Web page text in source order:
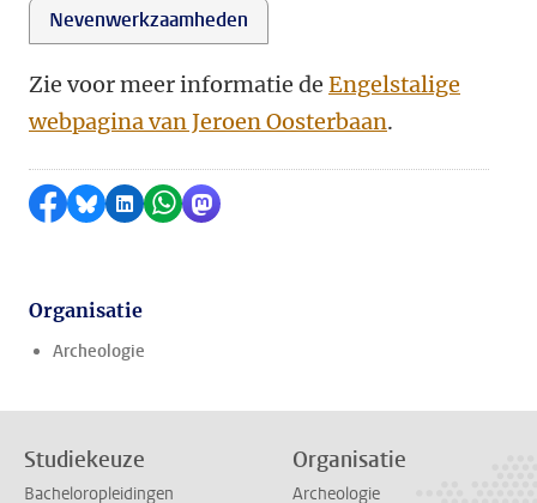
Nevenwerkzaamheden
Zie voor meer informatie de Engelstalige
webpagina van Jeroen Oosterbaan.
Delen op Facebook
Delen via Bluesky
Delen op LinkedIn
Delen via WhatsApp
Delen via Mastodon
Organisatie
Archeologie
Studiekeuze
Bacheloropleidingen
Organisatie
Archeologie